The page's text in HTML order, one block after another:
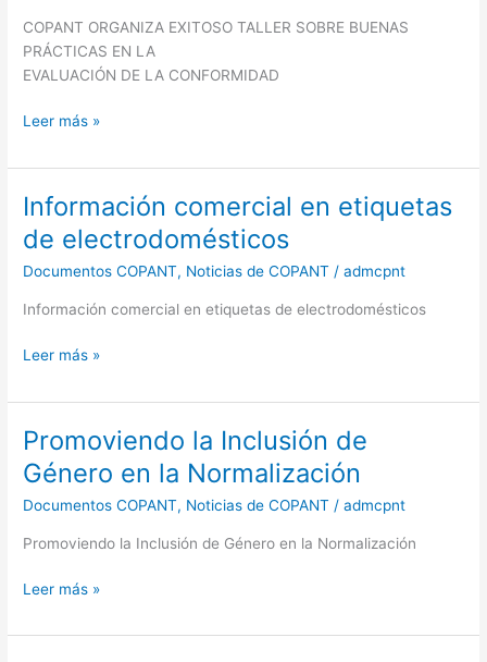
COPANT ORGANIZA EXITOSO TALLER SOBRE BUENAS
PRÁCTICAS EN LA
EVALUACIÓN DE LA CONFORMIDAD
prácticas
en
evaluación
la
Leer más »
Información comercial en etiquetas
de electrodomésticos
Documentos COPANT, Noticias de COPANT /admcpnt
Información comercial en etiquetas de electrodomésticos
Información
comercial
en
etiquetas
Leer más »
Promoviendo la Inclusión de
Género en la Normalización
Documentos COPANT, Noticias de COPANT /admcpnt
Promoviendo la Inclusión de Género en la Normalización
Promoviendo
la
Inclusión
de
Leer más »